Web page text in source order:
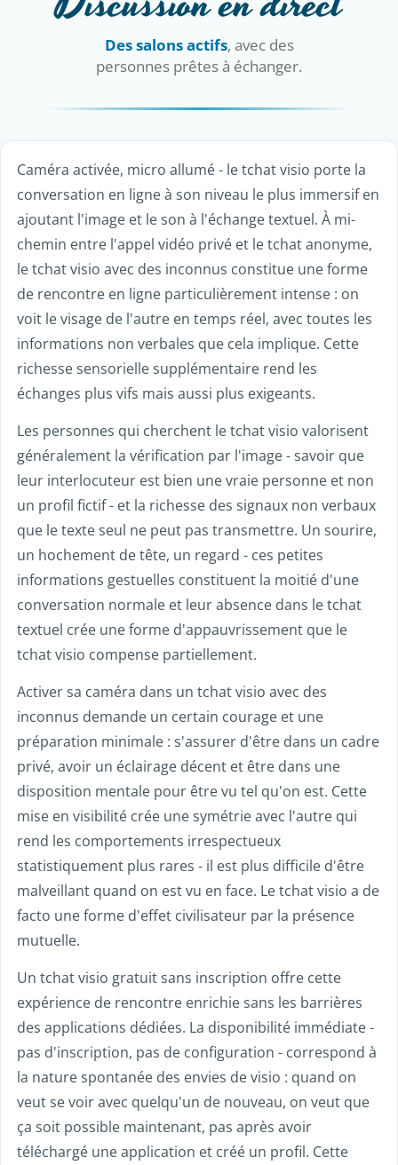
Des salons actifs, avec des
personnes prêtes à échanger.
Caméra activée, micro allumé - le tchat visio porte la
conversation en ligne à son niveau le plus immersif en
ajoutant l'image et le son à l'échange textuel. À mi-
chemin entre l'appel vidéo privé et le tchat anonyme,
le tchat visio avec des inconnus constitue une forme
de rencontre en ligne particulièrement intense : on
voit le visage de l'autre en temps réel, avec toutes les
informations non verbales que cela implique. Cette
richesse sensorielle supplémentaire rend les
échanges plus vifs mais aussi plus exigeants.
Les personnes qui cherchent le tchat visio valorisent
généralement la vérification par l'image - savoir que
leur interlocuteur est bien une vraie personne et non
un profil fictif - et la richesse des signaux non verbaux
que le texte seul ne peut pas transmettre. Un sourire,
un hochement de tête, un regard - ces petites
informations gestuelles constituent la moitié d'une
conversation normale et leur absence dans le tchat
textuel crée une forme d'appauvrissement que le
tchat visio compense partiellement.
Activer sa caméra dans un tchat visio avec des
inconnus demande un certain courage et une
préparation minimale : s'assurer d'être dans un cadre
privé, avoir un éclairage décent et être dans une
disposition mentale pour être vu tel qu'on est. Cette
mise en visibilité crée une symétrie avec l'autre qui
rend les comportements irrespectueux
statistiquement plus rares - il est plus difficile d'être
malveillant quand on est vu en face. Le tchat visio a de
facto une forme d'effet civilisateur par la présence
mutuelle.
Un tchat visio gratuit sans inscription offre cette
expérience de rencontre enrichie sans les barrières
des applications dédiées. La disponibilité immédiate -
pas d'inscription, pas de configuration - correspond à
la nature spontanée des envies de visio : quand on
veut se voir avec quelqu'un de nouveau, on veut que
ça soit possible maintenant, pas après avoir
téléchargé une application et créé un profil. Cette